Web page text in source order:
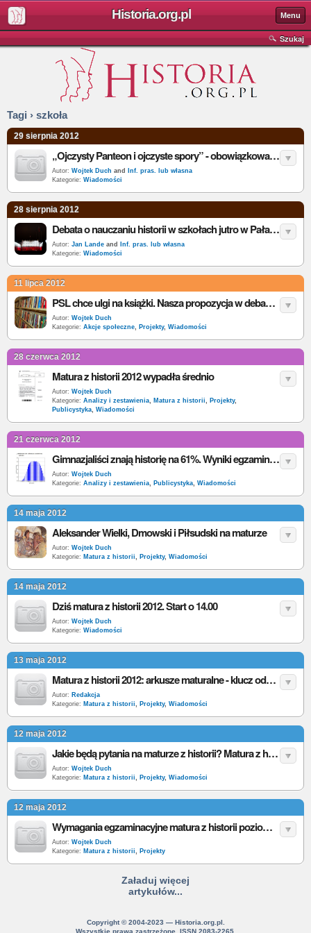
Historia.org.pl Menu
Szukaj
Tagi › szkoła
29 sierpnia 2012
„Ojczysty Panteon i ojczyste spory” - obowiązkowa edukacja historyczna w nowej podstawie programowej
Autor: Wojtek Duch and
Inf. pras. lub własna
Kategorie: Wiadomości
28 sierpnia 2012
Debata o nauczaniu historii w szkołach jutro w Pałacu Prezydenckim
Autor: Jan Lande and
Inf. pras. lub własna
Kategorie: Wiadomości
11 lipca 2012
PSL chce ulgi na książki. Nasza propozycja w debacie publicznej
Autor: Wojtek Duch
Kategorie: Akcje społeczne, Projekty, Wiadomości
28 czerwca 2012
Matura z historii 2012 wypadła średnio
Autor: Wojtek Duch
Kategorie: Analizy i zestawienia, Matura z historii, Projekty,
Publicystyka, Wiadomości
21 czerwca 2012
Gimnazjaliści znają historię na 61%. Wyniki egzaminu gimnazjalnego
Autor: Wojtek Duch
Kategorie: Analizy i zestawienia, Publicystyka, Wiadomości
14 maja 2012
Aleksander Wielki, Dmowski i Piłsudski na maturze
Autor: Wojtek Duch
Kategorie: Matura z historii, Projekty, Wiadomości
14 maja 2012
Dziś matura z historii 2012. Start o 14.00
Autor: Wojtek Duch
Kategorie: Wiadomości
13 maja 2012
Matura z historii 2012: arkusze maturalne - klucz odpowiedzi poziom podstawowy i rozszerzony
Autor: Redakcja
Kategorie: Matura z historii, Projekty, Wiadomości
12 maja 2012
Jakie będą pytania na maturze z historii? Matura z historii 2012
Autor: Wojtek Duch
Kategorie: Matura z historii, Projekty, Wiadomości
12 maja 2012
Wymagania egzaminacyjne matura z historii poziom rozszerzony
Autor: Wojtek Duch
Kategorie: Matura z historii, Projekty
Załaduj więcej
artykułów...
Copyright © 2004-2023 — Historia.org.pl.
Wszystkie prawa zastrzeżone. ISSN 2083-2265.